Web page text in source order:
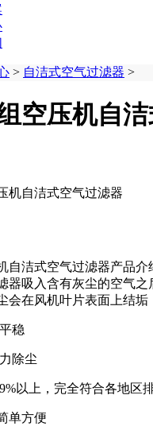
> 自洁式空气过滤器 >
空压机自
自洁式空气过滤器产品介
器吸入含有灰尘的空气之
会在风机叶片表面上结垢
稳
除尘
以上，完全符合各地区
单方便